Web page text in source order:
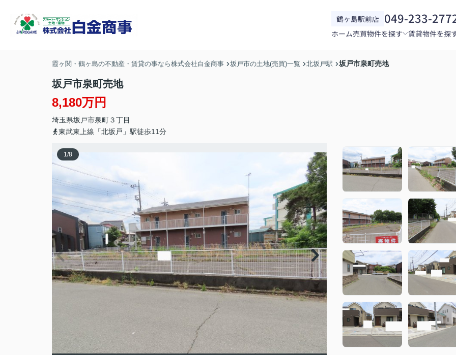
鶴ヶ島駅前店 049-233-
ホーム売買物件を探す 賃貸物件を探
霞ヶ関・鶴ヶ島の不動産・賃貸の事なら株式会社白金商事 坂戸市の土地(売買)一覧 北坂戸駅 坂戸市泉町売地
坂戸市泉町売地
8,180万円
埼玉県坂戸市泉町３丁目
東武東上線「北坂戸」駅徒歩11分
1/8